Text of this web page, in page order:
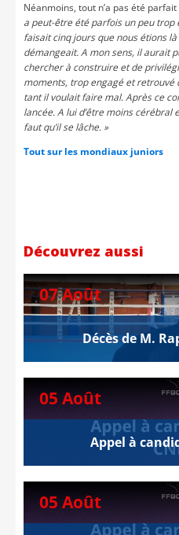
Néanmoins, tout n’a pas été
a peut-être été parfois un peu trop
faisait cinq jours que nous étions là
démangeait. A mon sens, il aurait
chercher à construire et de
moments, trop engagé et retrouvé
tant il voulait faire mal. Après ce
lancée. A lui d’être moins cérébral
faut qu’il se lâche. »
Tout sur les mondiaux juniors
Découvrez aussi
07 Août
Décès de M.
05 Août
Appel à
05 Août